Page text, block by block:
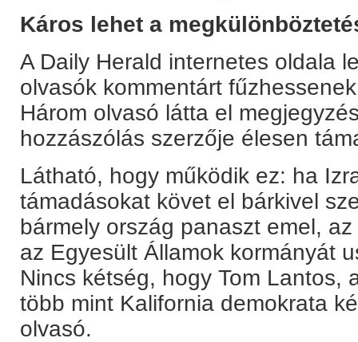
Káros lehet a
A Daily Herald internetes oldala
olvasók kommentárt
Három olvasó látta el
hozzászólás szerzője élesen
Látható, hogy működik ez: ha
támadásokat követ el bárkivel
bármely ország panaszt emel,
az Egyesült Államok kormányát
Nincs kétség, hogy Tom Lantos,
több mint Kalifornia demokrata
olvasó.